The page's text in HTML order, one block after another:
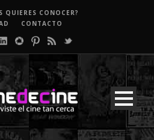
QUIERES CONOCER?
CONTACTO